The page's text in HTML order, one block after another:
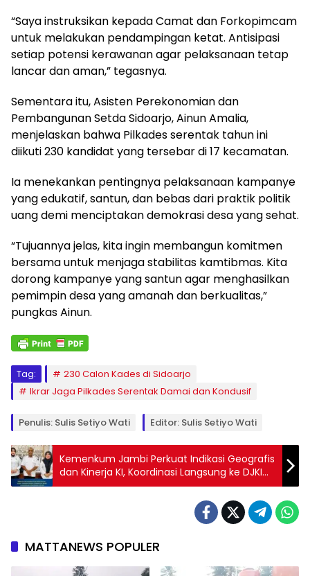
“Saya instruksikan kepada Camat dan Forkopimcam
untuk melakukan pendampingan ketat. Antisipasi
setiap potensi kerawanan agar pelaksanaan tetap
lancar dan aman,” tegasnya.
Sementara itu, Asisten Perekonomian dan
Pembangunan Setda Sidoarjo, Ainun Amalia,
menjelaskan bahwa Pilkades serentak tahun ini
diikuti 230 kandidat yang tersebar di 17 kecamatan.
Ia menekankan pentingnya pelaksanaan kampanye
yang edukatif, santun, dan bebas dari praktik politik
uang demi menciptakan demokrasi desa yang sehat.
“Tujuannya jelas, kita ingin membangun komitmen
bersama untuk menjaga stabilitas kamtibmas. Kita
dorong kampanye yang santun agar menghasilkan
pemimpin desa yang amanah dan berkualitas,”
pungkas Ainun.
Tag:
230 Calon Kades di Sidoarjo
Ikrar Jaga Pilkades Serentak Damai dan Kondusif
Penulis: Sulis Setiyo Wati Editor: Sulis Setiyo Wati
Kemenkum Jambi Perkuat Indikasi Geografis
dan Kinerja KI, Koordinasi Langsung ke DJKI
Kemenkum RI
MATTANEWS POPULER